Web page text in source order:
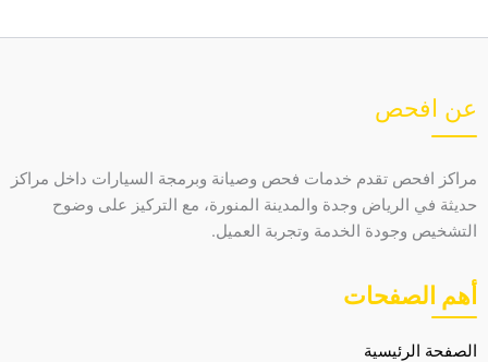
عن افحص
مراكز افحص تقدم خدمات فحص وصيانة وبرمجة السيارات داخل مراكز
حديثة في الرياض وجدة والمدينة المنورة، مع التركيز على وضوح
التشخيص وجودة الخدمة وتجربة العميل.
أهم الصفحات
الصفحة الرئيسية